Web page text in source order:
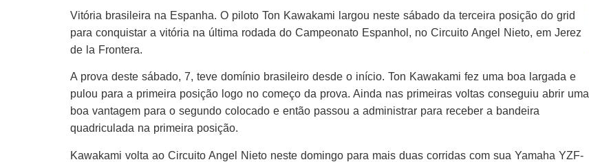
Vitória brasileira na Espanha. O piloto Ton Kawakami largou neste sábado da terceira posição do grid
para conquistar a vitória na última rodada do Campeonato Espanhol, no Circuito Angel Nieto, em Jerez
de la Frontera.
A prova deste sábado, 7, teve domínio brasileiro desde o início. Ton Kawakami fez uma boa largada e
pulou para a primeira posição logo no começo da prova. Ainda nas primeiras voltas conseguiu abrir uma
boa vantagem para o segundo colocado e então passou a administrar para receber a bandeira
quadriculada na primeira posição.
Kawakami volta ao Circuito Angel Nieto neste domingo para mais duas corridas com sua Yamaha YZF-